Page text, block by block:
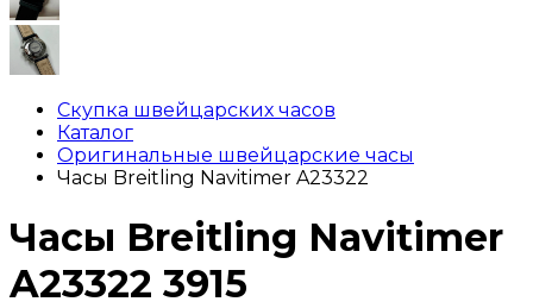
Скупка швейцарских часов
Каталог
Оригинальные швейцарские часы
Часы Breitling Navitimer A23322
Часы Breitling Navitimer
A23322 3915